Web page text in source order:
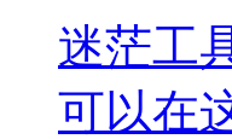
迷茫工
可以在